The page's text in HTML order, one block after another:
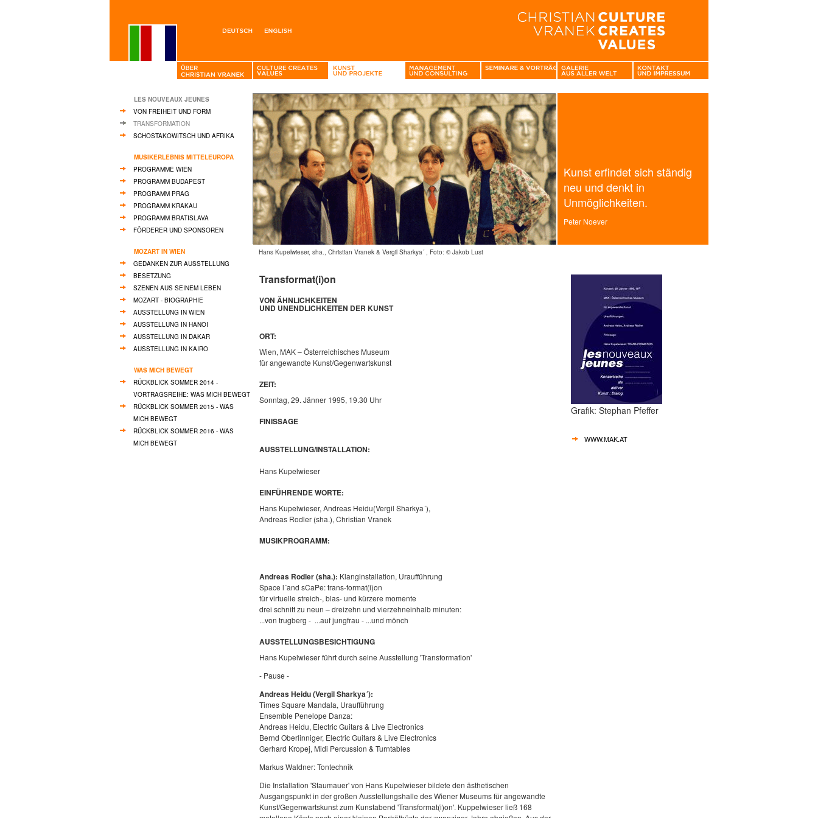
LES NOUVEAUX JEUNES
VON FREIHEIT UND FORM
TRANSFORMATION
SCHOSTAKOWITSCH UND AFRIKA
MUSIKERLEBNIS MITTELEUROPA
PROGRAMME WIEN
PROGRAMM BUDAPEST
PROGRAMM PRAG
PROGRAMM KRAKAU
PROGRAMM BRATISLAVA
FÖRDERER UND SPONSOREN
MOZART IN WIEN
GEDANKEN ZUR AUSSTELLUNG
BESETZUNG
SZENEN AUS SEINEM LEBEN
MOZART - BIOGRAPHIE
AUSSTELLUNG IN WIEN
AUSSTELLUNG IN HANOI
AUSSTELLUNG IN DAKAR
AUSSTELLUNG IN KAIRO
WAS MICH BEWEGT
RÜCKBLICK SOMMER 2014 -
VORTRAGSREIHE: WAS MICH BEWEGT
RÜCKBLICK SOMMER 2015 - WAS
MICH BEWEGT
RÜCKBLICK SOMMER 2016 - WAS
MICH BEWEGT
Kunst erfindet sich ständig
neu und denkt in
Unmöglichkeiten.
Peter Noever
Hans Kupelwieser, sha., Christian Vranek & Vergil Sharkya´ , Foto: © Jakob Lust
Transformat(i)on
VON ÄHNLICHKEITEN
UND UNENDLICHKEITEN DER KUNST
ORT:
Wien, MAK – Österreichisches Museum
für angewandte Kunst/Gegenwartskunst
ZEIT:
Sonntag, 29. Jänner 1995, 19.30 Uhr
FINISSAGE
AUSSTELLUNG/INSTALLATION:
Hans Kupelwieser
EINFÜHRENDE WORTE:
Hans Kupelwieser, Andreas Heidu(Vergil Sharkya´),
Andreas Rodler (sha.), Christian Vranek
MUSIKPROGRAMM:
Andreas Rodler (sha.): Klanginstallation, Uraufführung
Space l´and sCaPe: trans-format(i)on
für virtuelle streich-, blas- und kürzere momente
drei schnitt zu neun – dreizehn und vierzehneinhalb minuten:
...von trugberg - ...auf jungfrau - ...und mönch
AUSSTELLUNGSBESICHTIGUNG
Hans Kupelwieser führt durch seine Ausstellung 'Transformation'
- Pause -
Andreas Heidu (Vergil Sharkya´):
Times Square Mandala, Uraufführung
Ensemble Penelope Danza:
Andreas Heidu, Electric Guitars & Live Electronics
Bernd Oberlinniger, Electric Guitars & Live Electronics
Gerhard Kropej, Midi Percussion & Turntables
Markus Waldner:Tontechnik
Die Installation 'Staumauer' von Hans Kupelwieser bildete den ästhetischen
Ausgangspunkt in der großen Ausstellungshalle des Wiener Museums für angewandte
Kunst/Gegenwartskunst zum Kunstabend 'Transformat(i)on'. Kuppelwieser ließ 168
Grafik: Stephan Pfeffer
WWW.MAK.AT